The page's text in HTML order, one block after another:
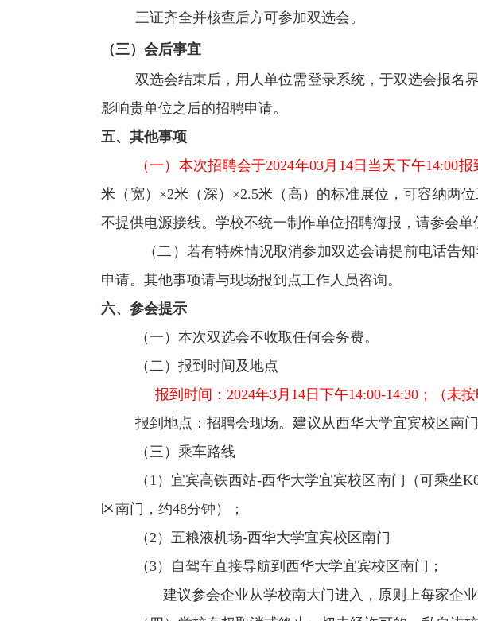
三证齐全并核查后方可参加双选会。
（三）会后事宜
双选会结束后，用人单位需登录系统，于双选会报名
影响贵单位之后的招聘申请。
五、其他事项
（一）本次招聘会于2024年03 月 14日当天下午14:00报
米（宽） ×2米（深） ×2.5米（高）的标准展位，可容纳两
不提供电源接线。学校不统一制作单位招聘海报，请参会单
（二）若有特殊情况取消参加双选会请提前电话告
申请。其他事项请与现场报到点工作人员咨询。
六、参会提示
（一）本次双选会不收取任何会务费。
（二）报到时间及地点
报到时间： 2024年3月 14日下午14:00-14:30；（未按
报到地点：招聘会现场。建议从西华大学宜宾校区南门
（三）乘车路线
（ 1 ）宜宾高铁西站-西华大学宜宾校区南门（可乘坐
区南门，约48分钟）；
（ 2 ）五粮液机场-西华大学宜宾校区南门
（3）自驾车直接导航到西华大学宜宾校区南门；
建议参会企业从学校南大门进入，原则上每家企